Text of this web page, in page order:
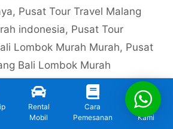
, Pusat Tour Travel Malang
indonesia, Pusat Tour
Lombok Murah Murah, Pusat
Bali Lombok Murah
Tour Travel Malang Bali
, Pusat Tour Travel
Murah termurah,Pusat
Rental
Mobil
Cara
Pemesanan
Kontak
Kami